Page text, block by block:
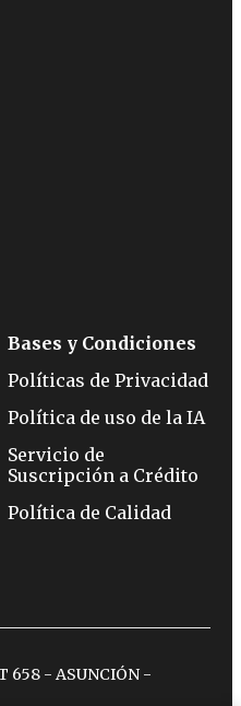
Bases y Condiciones
Políticas de Privacidad
Política de uso de la IA
Servicio de
Suscripción a Crédito
Política de Calidad
658 - ASUNCIÓN -